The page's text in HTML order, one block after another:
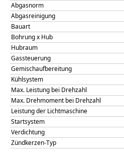
Abgasnorm
Abgasreinigung
Bauart
Bohrung x Hub
Hubraum
Gassteuerung
Gemischaufbereitung
Kühlsystem
Max. Leistung bei Drehzahl
Max. Drehmoment bei Drehzahl
Leistung der Lichtmaschine
Startsystem
Verdichtung
Zündkerzen-Typ